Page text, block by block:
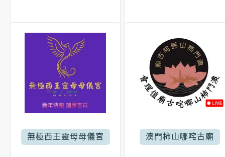
無極西王靈母母儀宮 澳門柿山哪咤古廟